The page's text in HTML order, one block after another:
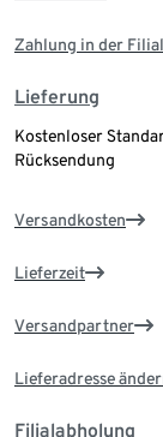
Zahlung in der
Lieferung
Kostenloser
Rücksendung
Versandkosten
Lieferzeit
Versandpartner
Lieferadresse
Filialabholung